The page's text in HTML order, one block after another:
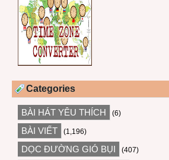
Categories
BÀI HÁT YÊU THÍCH (6)
BÀI VIẾT (1,196)
DỌC ĐƯỜNG GIÓ BỤI (407)